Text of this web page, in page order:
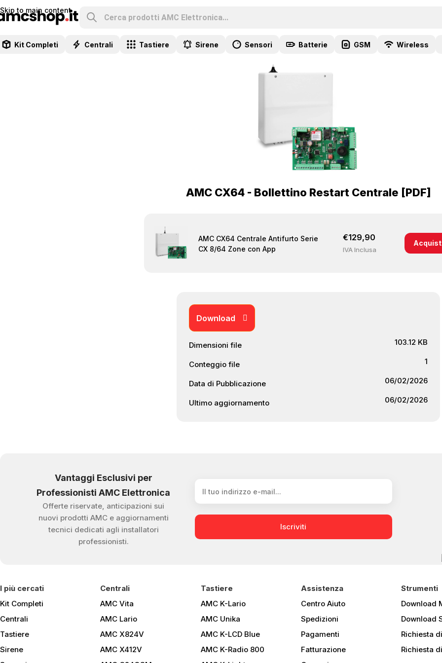
Skip to main content
Kit Completi Centrali Tastiere Sirene Sensori Batterie GSM Wireless
Download
Dimensioni file 103.12 KB
Conteggio file 1
Data di Pubblicazione 06/02/2026
Ultimo aggiornamento 06/02/2026
AMC CX64 - Bollettino Restart Centrale [PDF]
AMC CX64 Centrale Antifurto Serie
CX 8/64 Zone con App
€129,90
IVA Inclusa
Vantaggi Esclusivi per
Professionisti AMC Elettronica
Offerte riservate, anticipazioni sui
nuovi prodotti AMC e aggiornamenti
tecnici dedicati agli installatori
professionisti.
Iscriviti
I più cercati
Kit Completi
Centrali
Tastiere
Sirene
Centrali
AMC Vita
AMC Lario
AMC X824V
AMC X412V
Tastiere
AMC K-Lario
AMC Unika
AMC K-LCD Blue
AMC K-Radio 800
Assistenza
Centro Aiuto
Spedizioni
Pagamenti
Fatturazione
Strumenti
Download
Download
Richiesta
Richiesta